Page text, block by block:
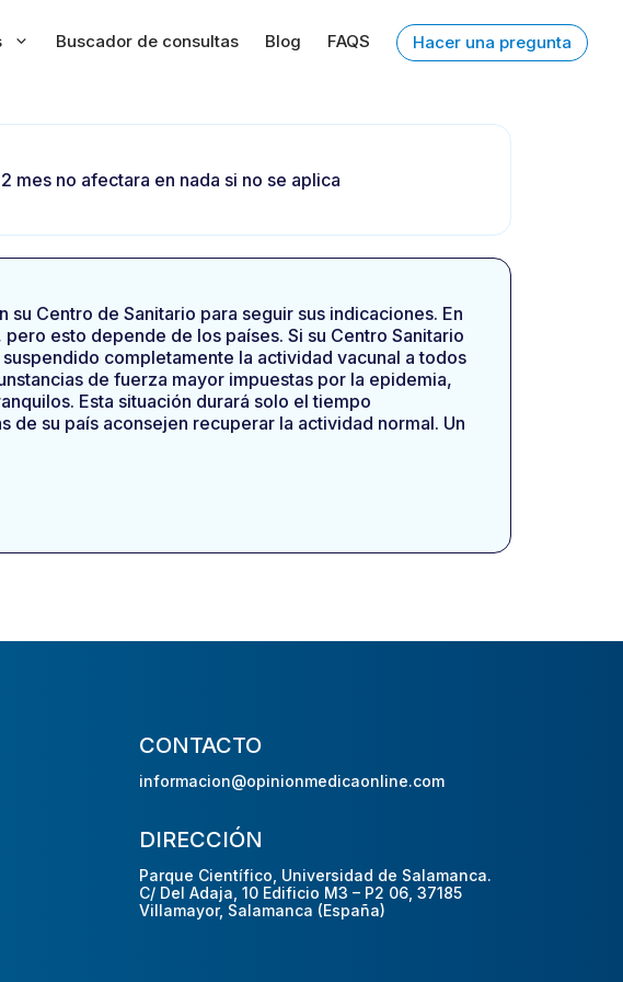
Buscador de consultas Blog FAQS Hacer una pregunta
mes no afectara en nada si no se aplica
Centro de Sanitario para seguir sus indicaciones. En
esto depende de los países. Si su Centro Sanitario
completamente la actividad vacunal a todos
de fuerza mayor impuestas por la epidemia,
Esta situación durará solo el tiempo
de su país aconsejen recuperar la actividad normal. Un
CONTACTO
informacion@opinionmedicaonline.com
DIRECCIÓN
Parque Científico, Universidad de Salamanca.
C/ Del Adaja, 10 Edificio M3 – P2 06, 37185
Villamayor, Salamanca (España)